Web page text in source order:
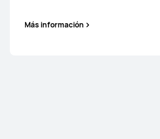
Más información